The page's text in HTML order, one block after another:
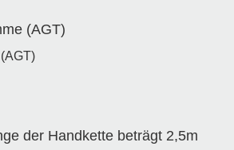
der Handkette beträgt 2,5m